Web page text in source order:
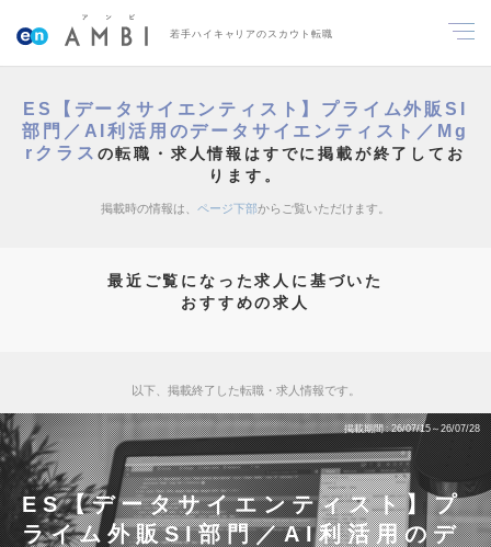
若手ハイキャリアのスカウト転職
ES【データサイエンティスト】プライム外販SI
部門／AI利活用のデータサイエンティスト／Mg
rクラス の転職・求人情報はすでに掲載が終了してお
ります。
掲載時の情報は、 ページ下部からご覧いただけます。
最近ご覧になった求人に基づいた
おすすめの求人
以下、掲載終了した転職・求人情報です。
掲載期間 26/07/15～26/07/28
ES【データサイエンティスト】プ
ライム外販SI部門／AI利活用のデ